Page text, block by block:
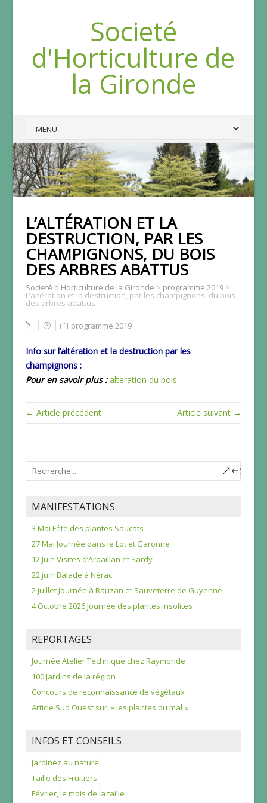
Societé
d'Horticulture de
la Gironde
L’ALTÉRATION ET LA
DESTRUCTION, PAR LES
CHAMPIGNONS, DU BOIS
DES ARBRES ABATTUS
Societé d'Horticulture de la Gironde > programme 2019>
L’altération et la destruction, par les champignons, du bois
des arbres abattus
programme 2019
Info sur l’altération et la destruction par les
champignons :
Pour en savoir plus :alteration du bois
← Article précédent Article suivant →
MANIFESTATIONS
3 Mai Fête des plantes Saucats
27 Mai Journée dans le Lot et Garonne
12 Juin Visites d’Arpaillan et Sardy
22 juin Balade à Nérac
2 juillet Journée à Rauzan et Sauveterre de Guyenne
4 Octobre 2026 Journée des plantes insolites
REPORTAGES
Journée Atelier Technique chez Raymonde
100 Jardins de la région
Concours de reconnaissance de végétaux
Article Sud Ouest sur » les plantes du mal «
INFOS ET CONSEILS
Jardinez au naturel
Taille des Fruitiers
Février, le mois de la taille